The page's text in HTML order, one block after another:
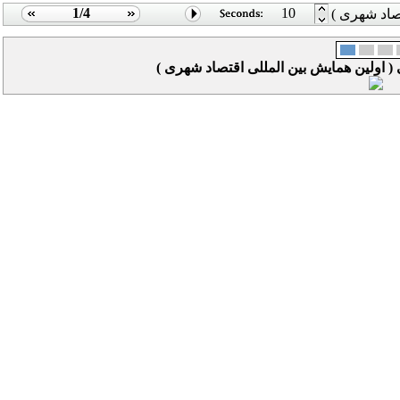
1/4 10 شهری )
( اولین همایش بین المللی اقتصاد شهری )